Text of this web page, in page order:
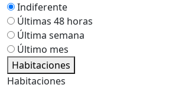
Indiferente
Últimas 48 horas
Última semana
Último mes
Habitaciones
Habitaciones